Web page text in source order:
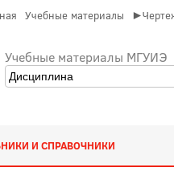
Учебные материалы
Учебные материалы МГУИЭ
И СПРАВОЧНИКИ